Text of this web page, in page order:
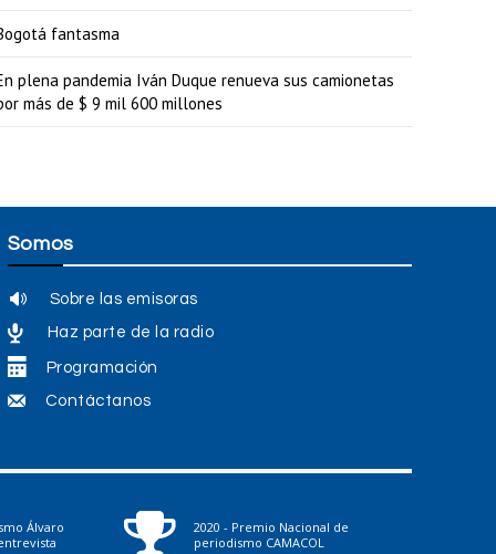
i
r
e
o
l
m
n
.
fantasma
plena pandemia Iván Duque renueva sus camionetas
más de $ 9 mil 600 millones
Somos
Sobre las emisoras
Haz parte de la radio
Programación
Contáctanos
Álvaro
2020 - Premio Nacional de
periodismo CAMACOL